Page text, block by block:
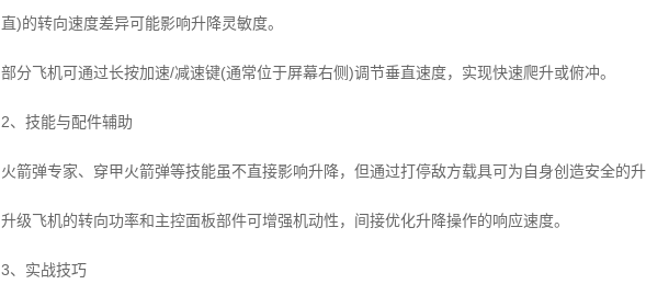
直)的转向速度差异可能影响升降灵敏度。
部分飞机可通过长按‌加速/减速键‌(通常位于屏幕右侧)调节垂直速度，实现快速爬升或俯冲。
‌2、技能与配件辅助‌
火箭弹专家、穿甲火箭弹等技能虽不直接影响升降，但通过打停敌方载具可为自身创造安全的升
升级飞机的‌转向功率‌和‌主控面板部件‌可增强机动性，间接优化升降操作的响应速度。
‌3、实战技巧‌